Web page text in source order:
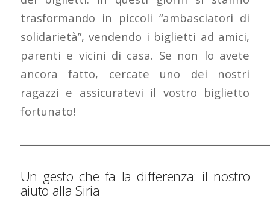
trasformando in piccoli “ambasciatori di
solidarietà”, vendendo i biglietti ad amici,
parenti e vicini di casa. Se non lo avete
ancora fatto, cercate uno dei nostri
ragazzi e assicuratevi il vostro biglietto
fortunato!
Un gesto che fa la differenza: il nostro
aiuto alla Siria